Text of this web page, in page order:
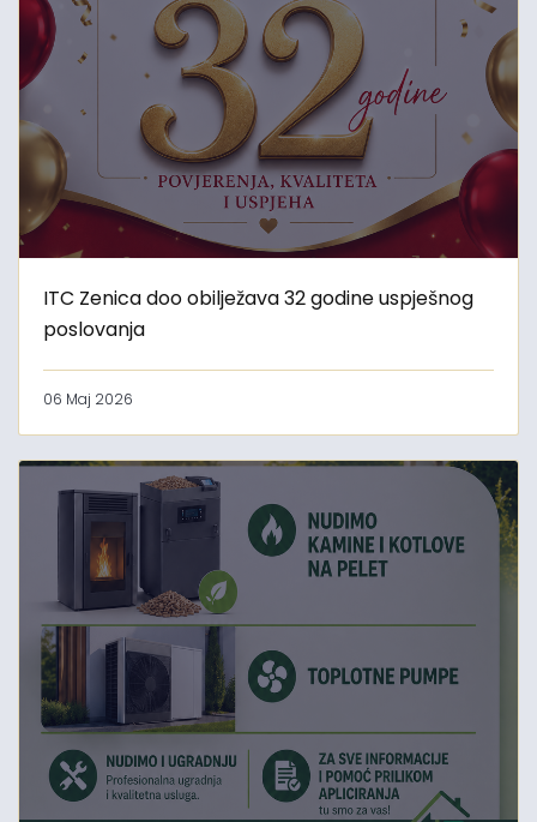
ITC Zenica doo obilježava 32 godine uspješnog
poslovanja
06 Maj 2026